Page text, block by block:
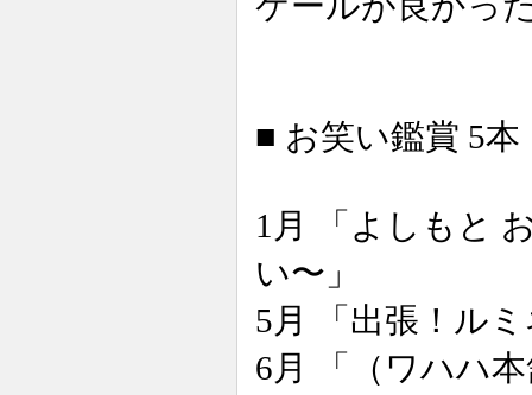
■ お笑い鑑賞 5本
1月 「よしもと
い〜」
5月 「出張！ル
6月 「（ワハハ